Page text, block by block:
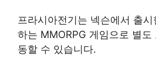
프라시아전기는 넥슨에서 출
하는 MMORPG 게임으로 별도
동할 수 있습니다.